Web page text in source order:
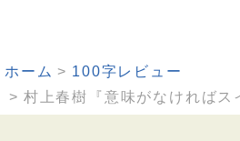
ホーム
100字レビュー
村上春樹『意味がなければス